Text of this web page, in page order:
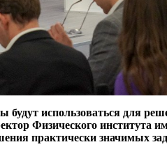
использоваться для
Физического
практически значимых